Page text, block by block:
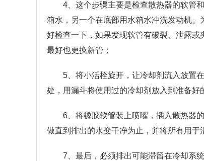
4、这个步骤主要是检查散热器的软管
箱水，另一个在底部用水箱水冲洗发动机
好检查一下，如果发现软管有破裂、泄露或
最好也更换新管；
5、将小活栓旋开，让冷却剂流入放置
处，用漏斗将使用过的冷却剂放入到准备好
6、将橡胶软管装上喷嘴，插入散热器
做直到排出的水变干净为止，并将所有用于
7、最后，必须排出可能滞留在冷却系